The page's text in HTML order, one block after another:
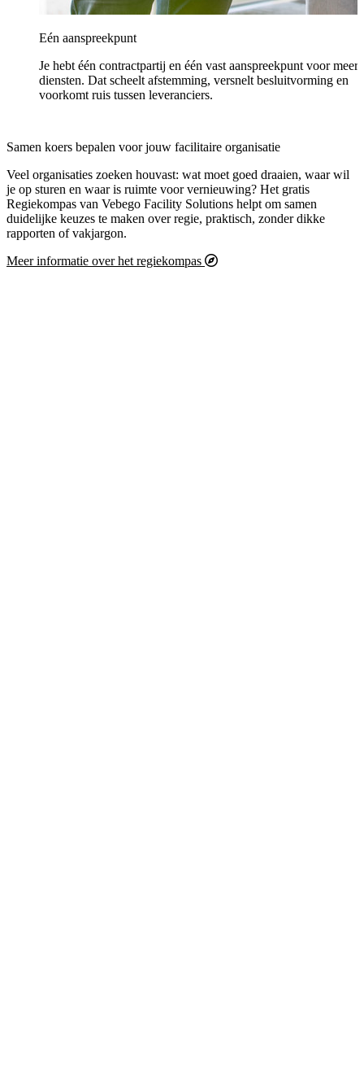
Eén aanspreekpunt
Je hebt één contractpartij en één vast aanspreekpunt voor
diensten. Dat scheelt afstemming, versnelt besluitvorming en
voorkomt ruis tussen leveranciers.
Samen koers bepalen voor jouw facilitaire organisatie
Veel organisaties zoeken houvast: wat moet goed draaien, waar wil
je op sturen en waar is ruimte voor vernieuwing? Het gratis
Regiekompas van Vebego Facility Solutions helpt om samen
duidelijke keuzes te maken over regie, praktisch, zonder dikke
rapporten of vakjargon.
Meer informatie over het regiekompas